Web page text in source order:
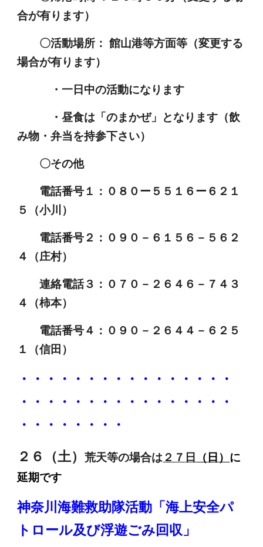
合が有ります）
〇活動場所：館山港等方面等（変更する
場合が有ります）
・一日中の活動になります
・昼食は「のまかぜ」となります（飲
み物・弁当を持参下さい）
〇その他
電話番号１：０８０ー５５１６ー６２１
５（小川）
電話番号２：０９０－６１５６－５６２
４（庄村）
連絡電話３：０７０－２６４６－７４３
４（柿本）
電話番号４：０９０－２６４４－６２５
１（信田）
・・・・・・・・・・・・・・・・
・・・・・・・・・・・・・・・・
・・・・・・・・
２ ６ （土）荒天等の場合は２７ 日 （ 日 ） に
延期です
神奈川海難救助隊活動「海上安全パ
トロール及び浮遊ごみ回収」